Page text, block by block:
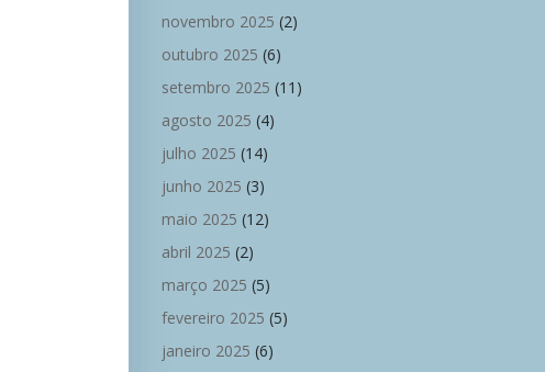
novembro 2025 (2)
outubro 2025 (6)
setembro 2025 (11)
agosto 2025 (4)
julho 2025 (14)
junho 2025 (3)
maio 2025 (12)
abril 2025 (2)
março 2025 (5)
fevereiro 2025 (5)
janeiro 2025 (6)